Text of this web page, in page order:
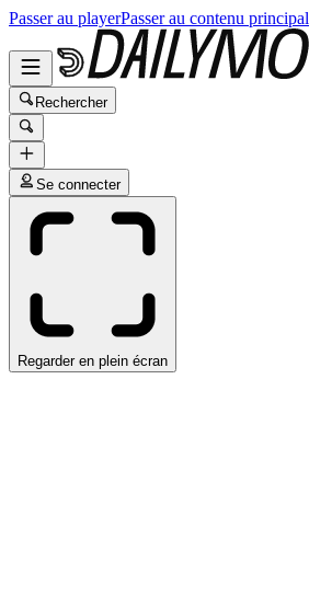
Passer au playerPasser au contenu principal
Rechercher
Se connecter
Regarder en plein écran